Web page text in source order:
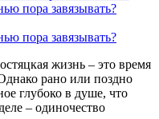
пора завязывать?
пора завязывать?
жизнь – это время
рано или поздно
глубоко в душе, что
– одиночество